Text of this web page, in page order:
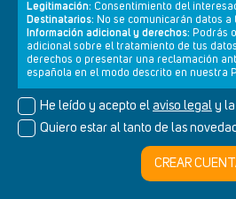
Legitimación: Consentimiento del
Destinatarios: No se comunicarán datos a
Información adicional y derechos: Podrás
adicional sobre el tratamiento de tus
derechos o presentar una reclamación
española en el modo descrito en nuestra
He leído y acepto el aviso legal y la
Quiero estar al tanto de las
CREAR
Newsletter Aviso legal Política de
© Cultura+ 2026. Todos los
Diseño web